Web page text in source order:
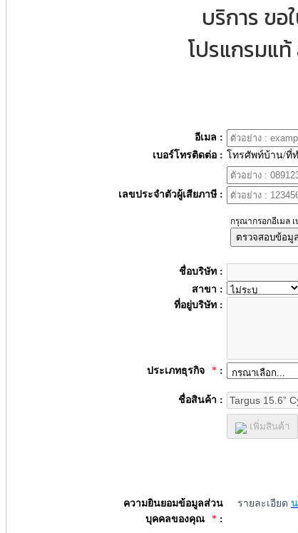
บริการ ขอ
โปรแกรมแ
อีเมล :
เบอร์โทรติดต่อ : โทรศัพท์บ้าน/ที่
เลขประจำตัวผู้เสียภาษี :
กรุณากรอกอีเมล
ตรวจสอบข้อมูล
ชื่อบริษัท :
สาขา :
ที่อยู่บริษัท :
ประเภทธุรกิจ * :
ชื่อสินค้า :
เพิ่มสินค้า
ความยินยอมข้อมูลส่วน
บุคคลของคุณ
* :
รายละเอียด